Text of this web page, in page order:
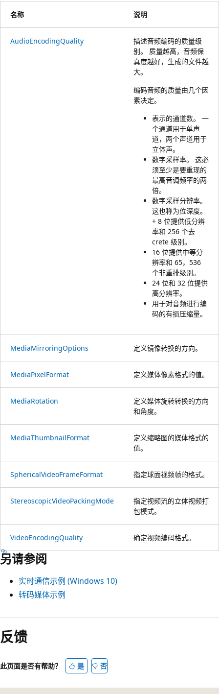
名称 说明
AudioEncodingQuality
描述音频编码的质量级
别。 质量越高，音频保
真度越好，生成的文件越
大。
编码音频的质量由几个因
素决定。
表示的通道数。 一
个通道用于单声
道，两个声道用于
立体声。
数字采样率。 这必
须至少是要重现的
最高音调频率的两
倍。
数字采样分辨率。
这也称为位深度。
+ 8 位提供低分辨
率和 256 个去
crete 级别。
16 位提供中等分
辨率和 65，536
个非重排级别。
24 位和 32 位提供
高分辨率。
用于对音频进行编
码的有损压缩量。
MediaMirroringOptions 定义镜像转换的方向。
MediaPixelFormat 定义媒体像素格式的值。
MediaRotation
定义媒体旋转转换的方向
和角度。
MediaThumbnailFormat
定义缩略图的媒体格式的
值。
SphericalVideoFrameFormat 指定球面视频帧的格式。
StereoscopicVideoPackingMode
指定视频流的立体视频打
包模式。
VideoEncodingQuality 确定视频编码格式。
另请参阅
实时通信示例 (Windows 10)
转码媒体示例
反馈
此页面是否有帮助？ 是 否